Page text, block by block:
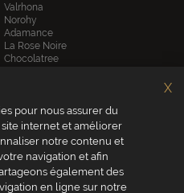
Valrhona
Norohy
Adamance
La Rose Noire
Chocolatree
Republica del cacao
pour nous assurer du
internet et améliorer
notre contenu et
navigation et afin
également des
en ligne sur notre
X